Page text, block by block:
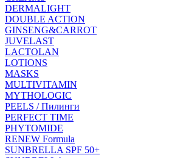
DERMALIGHT
DOUBLE ACTION
GINSENG&CARROT
JUVELAST
LACTOLAN
LOTIONS
MASKS
MULTIVITAMIN
MYTHOLOGIC
PEELS / Пилинги
PERFECT TIME
PHYTOMIDE
RENEW Formula
SUNBRELLA SPF 50+